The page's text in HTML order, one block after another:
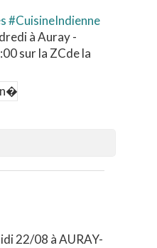
#CuisineIndienne
à Auray -
sur la ZCde la
22/08 à AURAY-